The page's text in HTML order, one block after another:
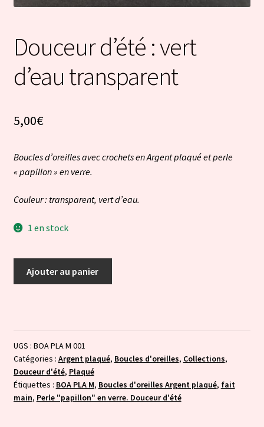
Douceur d’été : vert
d’eau transparent
5,00€
Boucles d’oreilles avec crochets en Argent plaqué et perle
« papillon » en verre.
Couleur : transparent, vert d’eau.
1 en stock
d'eau
transparent
Ajouter au panier
UGS : BOA PLA M 001
Catégories : Argent plaqué, Boucles d'oreilles, Collections,
Douceur d'été, Plaqué
Étiquettes : BOA PLA M, Boucles d'oreilles Argent plaqué, fait
main, Perle "papillon" en verre. Douceur d'été